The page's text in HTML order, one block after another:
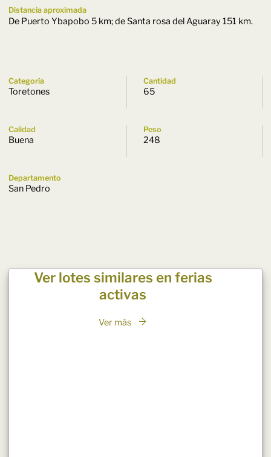
Distancia aproximada
De Puerto Ybapobo 5 km; de Santa rosa del Aguaray 151 km.
Categoría
Toretones
Cantidad
65
Calidad
Buena
Peso
248
Departamento
San Pedro
Ver lotes similares en ferias
activas
Ver más